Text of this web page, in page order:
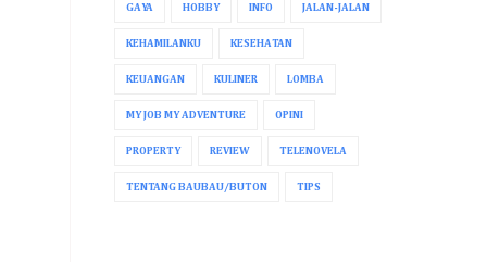
GAYA HOBBY INFO JALAN-JALAN
KEHAMILANKU KESEHATAN
KEUANGAN KULINER LOMBA
MY JOB MY ADVENTURE OPINI
PROPERTY REVIEW TELENOVELA
TENTANG BAUBAU/BUTON TIPS